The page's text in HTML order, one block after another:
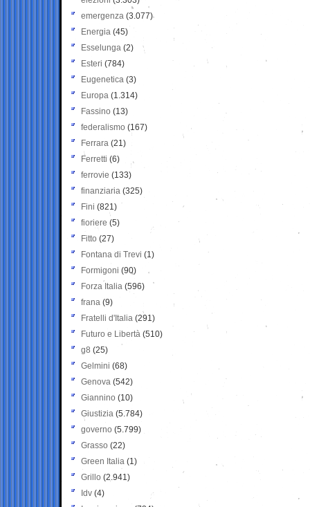
emergenza (3.077)
Energia (45)
Esselunga (2)
Esteri (784)
Eugenetica (3)
Europa (1.314)
Fassino (13)
federalismo (167)
Ferrara (21)
Ferretti (6)
ferrovie (133)
finanziaria (325)
Fini (821)
fioriere (5)
Fitto (27)
Fontana di Trevi (1)
Formigoni (90)
Forza Italia (596)
frana (9)
Fratelli d'Italia (291)
Futuro e Libertà (510)
g8 (25)
Gelmini (68)
Genova (542)
Giannino (10)
Giustizia (5.784)
governo (5.799)
Grasso (22)
Green Italia (1)
Grillo (2.941)
Idv (4)